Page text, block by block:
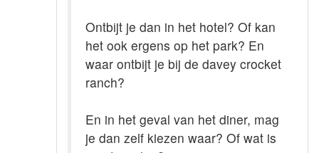
Ontbijt je dan in het hotel? Of kan
het ook ergens op het park? En
waar ontbijt je bij de davey crocket
ranch?
En in het geval van het diner, mag
je dan zelf kiezen waar? Of wat is